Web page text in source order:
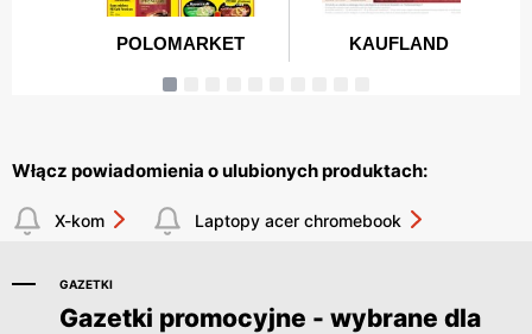
Włącz powiadomienia o ulubionych produktach:
X-kom Laptopy acer chromebook
GAZETKI
Gazetki promocyjne - wybrane dla